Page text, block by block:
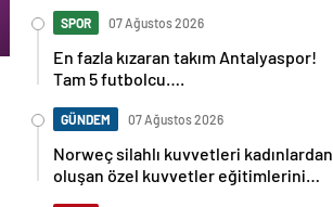
SPOR 07 Ağustos 2026
En fazla kızaran takım Antalyaspor!
Tam 5 futbolcu….
GÜNDEM 07 Ağustos 2026
Norweç silahlı kuvvetleri kadınlardan
oluşan özel kuvvetler eğitimlerini